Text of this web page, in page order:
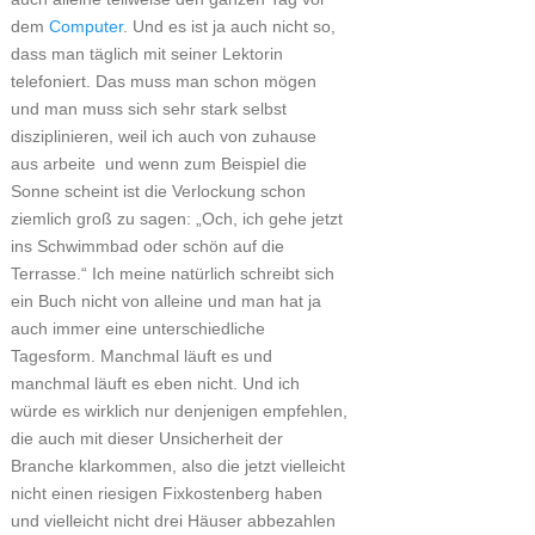
dem Computer. Und es ist ja auch nicht so,
dass man täglich mit seiner Lektorin
telefoniert. Das muss man schon mögen
und man muss sich sehr stark selbst
disziplinieren, weil ich auch von zuhause
aus arbeite und wenn zum Beispiel die
Sonne scheint ist die Verlockung schon
ziemlich groß zu sagen: „Och, ich gehe jetzt
ins Schwimmbad oder schön auf die
Terrasse.“ Ich meine natürlich schreibt sich
ein Buch nicht von alleine und man hat ja
auch immer eine unterschiedliche
Tagesform. Manchmal läuft es und
manchmal läuft es eben nicht. Und ich
würde es wirklich nur denjenigen empfehlen,
die auch mit dieser Unsicherheit der
Branche klarkommen, also die jetzt vielleicht
nicht einen riesigen Fixkostenberg haben
und vielleicht nicht drei Häuser abbezahlen